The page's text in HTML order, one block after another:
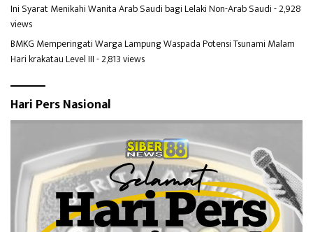
Ini Syarat Menikahi Wanita Arab Saudi bagi Lelaki Non-Arab Saudi- 2,928
views
BMKG Memperingati Warga Lampung Waspada Potensi Tsunami Malam
Hari krakatau Level III- 2,813 views
Hari Pers Nasional